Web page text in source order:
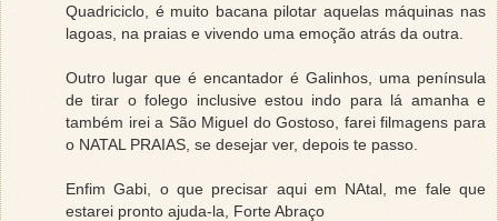
Quadriciclo, é muito bacana pilotar aquelas máquinas nas
lagoas, na praias e vivendo uma emoção atrás da outra.
Outro lugar que é encantador é Galinhos, uma península
de tirar o folego inclusive estou indo para lá amanha e
também irei a São Miguel do Gostoso, farei filmagens para
o NATAL PRAIAS, se desejar ver, depois te passo.
Enfim Gabi, o que precisar aqui em NAtal, me fale que
estarei pronto ajuda-la, Forte Abraço